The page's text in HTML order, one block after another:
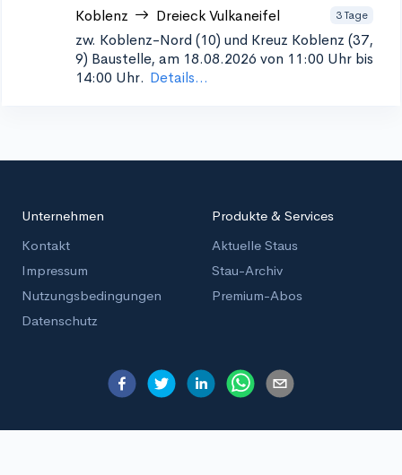
Koblenz Dreieck Vulkaneifel 3 Tage
zw. Koblenz-Nord (10) und Kreuz Koblenz (37,
9) Baustelle, am 18.08.2026 von 11:00 Uhr bis
14:00 Uhr. Details...
Unternehmen
Kontakt
Impressum
Nutzungsbedingungen
Datenschutz
Produkte & Services
Aktuelle Staus
Stau-Archiv
Premium-Abos